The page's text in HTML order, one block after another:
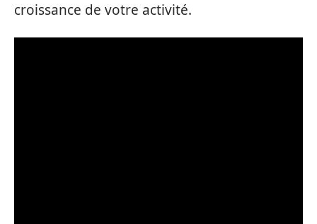
croissance de votre activité.